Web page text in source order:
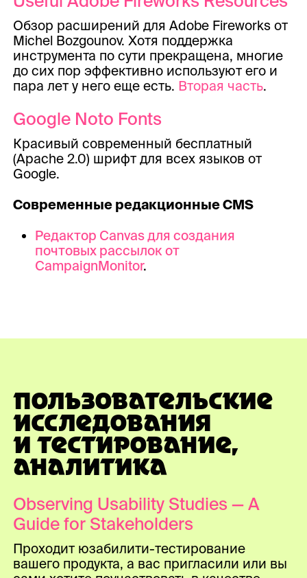
Обзор расширений для Adobe Fireworks от
Michel Bozgounov. Хотя поддержка
инструмента по сути прекращена, многие
до сих пор эффективно используют его и
пара лет у него еще есть. Вторая часть.
Google Noto Fonts
Красивый современный бесплатный
(Apache 2.0) шрифт для всех языков от
Google.
Современные редакционные CMS
Редактор Canvas для создания
почтовых рассылок от
CampaignMonitor.
ПОЛЬЗОВАТЕЛЬСКИЕ
ИССЛЕДОВАНИЯ
И ТЕСТИРОВАНИЕ,
АНАЛИТИКА
Observing Usability Studies — A
Guide for Stakeholders
Проходит юзабилити-тестирование
вашего продукта, а вас пригласили или вы